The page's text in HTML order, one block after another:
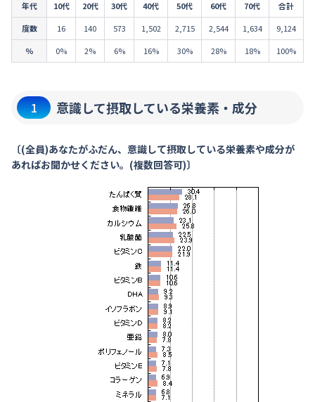
年代 10代 20代 30代 40代 50代 60代 70代
合計
度数
16 140 573 1,502 2,715 2,544 1,634
9,124
％
0% 2% 6% 16% 30% 28% 18% 100%
1 意識して摂取している栄養素・成分
〔(全員)あなたがふだん、意識して摂取している栄養素や成分が
あればお聞かせください。(複数回答可)〕